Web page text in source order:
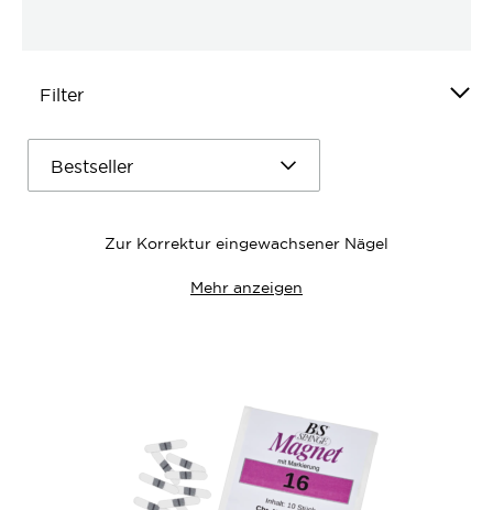
Filter
Zur Korrektur eingewachsener Nägel
Mehr anzeigen